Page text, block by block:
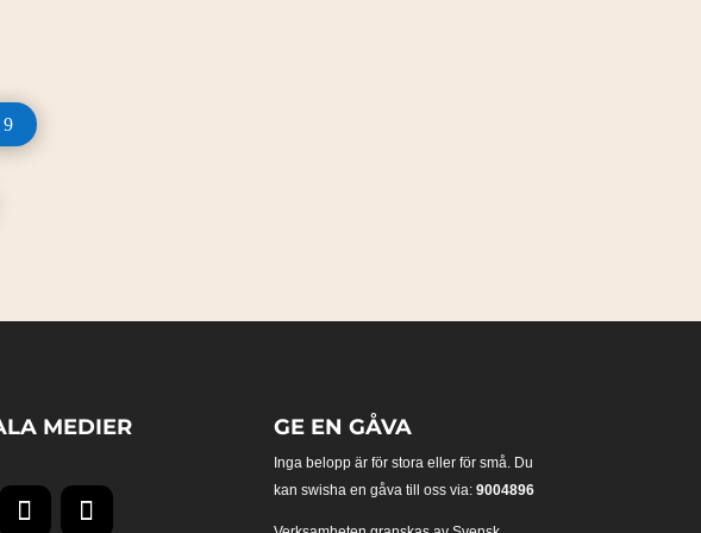
MEDIER GE EN GÅVA
Inga belopp är för stora eller för små. Du
kan swisha en gåva till oss via: 9004896